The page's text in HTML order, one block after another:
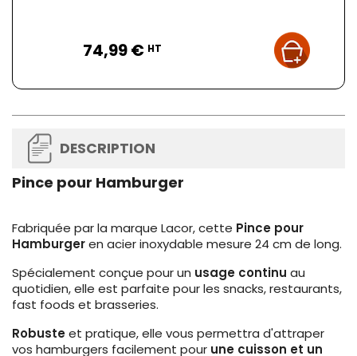
74,99 € HT
DESCRIPTION
Pince pour Hamburger
Fabriquée par la marque Lacor, cette Pince pour
Hamburgeren acier inoxydable mesure 24 cm de long.
Spécialement conçue pour un usage continu au
quotidien, elle est parfaite pour les snacks, restaurants,
fast foods et brasseries.
Robusteet pratique, elle vous permettra d'attraper
vos hamburgers facilement pour une cuisson et un